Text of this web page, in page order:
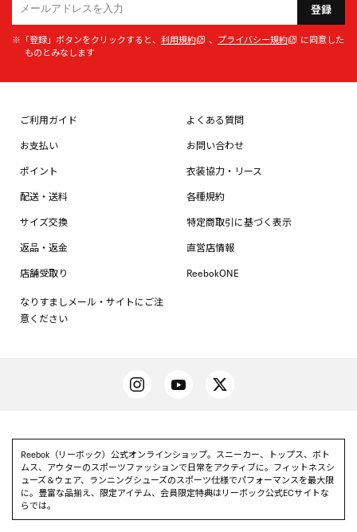
登録
※「登録」ボタンをクリックすると、 利用規約 、 プライバシー規約
に同意した
ものとみなします
ご利用ガイド
お支払い
ポイント
配送・送料
サイズ交換
返品・返金
店舗受取り
なりすましメール・サイトにご注
意ください
よくある質問
お問い合わせ
衣装協力・リース
各種規約
特定商取引に基づく表示
直営店情報
ReebokONE
Reebok（リーボック）公式オンラインショップ。スニーカー、トップス、ボト
ムス、アウターのスポーツファッションで日常をアクティブに。フィットネスシ
ューズ＆ウェア、ランニングシューズのスポーツ仕様でパフォーマンスを最大限
に。豊富な品揃え、限定アイテム、会員限定特典はリーボック公式ECサイトな
らでは。